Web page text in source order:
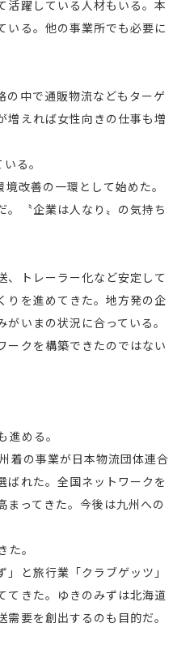
活躍している人材もいる。本
いる。他の事業所でも必要に
中で通販物流などもターゲ
増えれば女性向きの仕事も増
る。
改善の一環として始めた。
。〝企業は人なり〟の気持ち
トレーラー化など安定して
りを進めてきた。地方発の企
いまの状況に合っている。
ークを構築できたのではない
進める。
の事業が日本物流団体連合
ばれた。全国ネットワークを
まってきた。今後は九州への
た。
と旅行業「クラブゲッツ」
てきた。ゆきのみずは北海道
要を創出するのも目的だ。